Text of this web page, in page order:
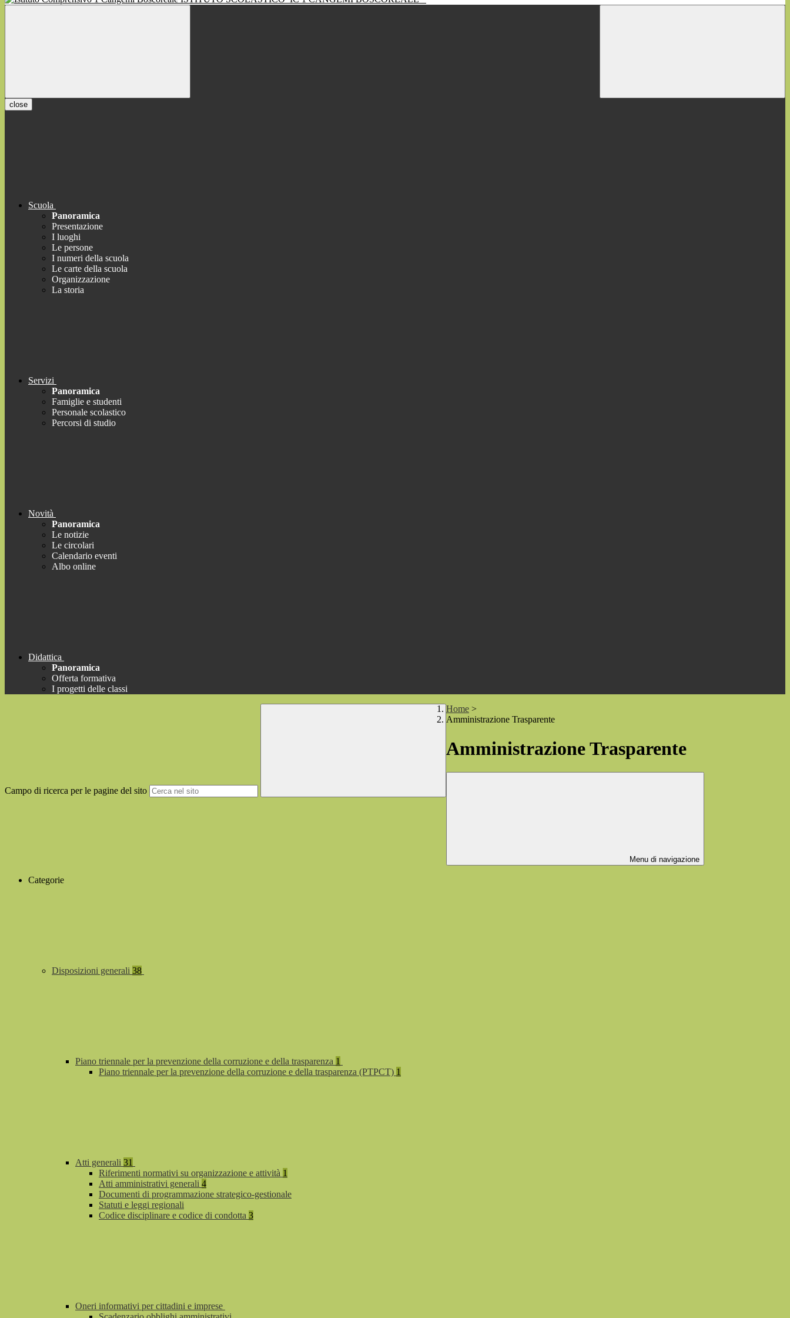
close
Scuola
Panoramica
Presentazione
I luoghi
Le persone
I numeri della scuola
Le carte della scuola
Organizzazione
La storia
Servizi
Panoramica
Famiglie e studenti
Personale scolastico
Percorsi di studio
Novità
Panoramica
Le notizie
Le circolari
Calendario eventi
Albo online
Didattica
Panoramica
Offerta formativa
I progetti delle classi
Campo di ricerca per le pagine del sito
Home >
Amministrazione Trasparente
Amministrazione Trasparente
Menu di navigazione
Categorie
Disposizioni generali 38
Piano triennale per la prevenzione della corruzione e della trasparenza 1
Piano triennale per la prevenzione della corruzione e della trasparenza (PTPCT) 1
Atti generali 31
Riferimenti normativi su organizzazione e attività 1
Atti amministrativi generali 4
Documenti di programmazione strategico-gestionale
Statuti e leggi regionali
Codice disciplinare e codice di condotta 3
Oneri informativi per cittadini e imprese